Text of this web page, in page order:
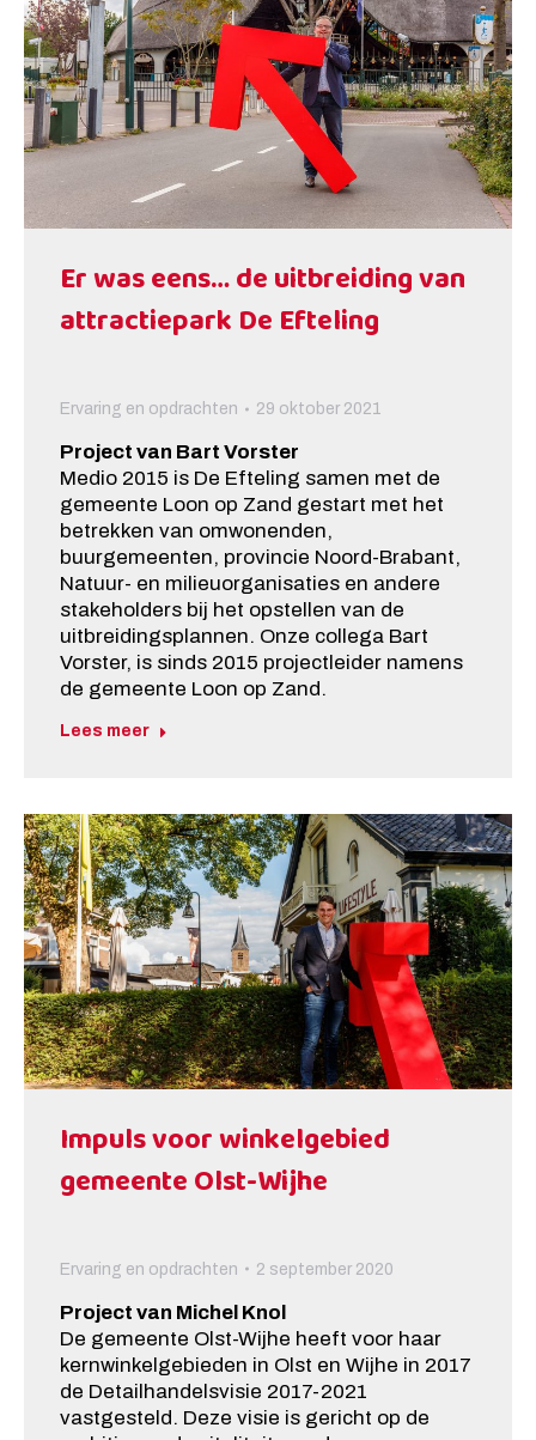
Er was eens… de uitbreiding van
attractiepark De Efteling
Ervaring en opdrachten 29 oktober 2021
Project van Bart Vorster
Medio 2015 is De Efteling samen met de
gemeente Loon op Zand gestart met het
betrekken van omwonenden,
buurgemeenten, provincie Noord-Brabant,
Natuur- en milieuorganisaties en andere
stakeholders bij het opstellen van de
uitbreidingsplannen. Onze collega Bart
Vorster, is sinds 2015 projectleider namens
de gemeente Loon op Zand.
Lees meer
Impuls voor winkelgebied
gemeente Olst-Wijhe
Ervaring en opdrachten 2 september 2020
Project van Michel Knol
De gemeente Olst-Wijhe heeft voor haar
kernwinkelgebieden in Olst en Wijhe in 2017
de Detailhandelsvisie 2017-2021
vastgesteld. Deze visie is gericht op de